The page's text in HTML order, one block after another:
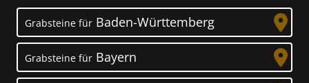
Grabsteine für Baden-Württemberg
Grabsteine für Bayern